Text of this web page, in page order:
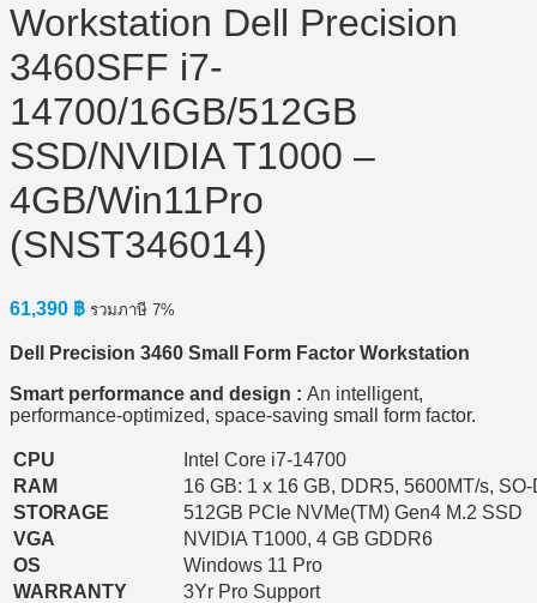
Workstation Dell Precision
3460SFF i7-
14700/16GB/512GB
SSD/NVIDIA T1000 –
4GB/Win11Pro
(SNST346014)
61,390 ฿ รวมภาษี 7%
Dell Precision 3460 Small Form Factor Workstation
Smart performance and design : An intelligent,
performance-optimized, space-saving small form factor.
CPU
Intel Core i7-14700
RAM
16 GB: 1 x 16 GB, DDR5, 5600MT/s,
STORAGE
512GB PCIe NVMe(TM) Gen4 M.2 SSD
VGA
NVIDIA T1000, 4 GB GDDR6
OS
Windows 11 Pro
WARRANTY
3Yr Pro Support